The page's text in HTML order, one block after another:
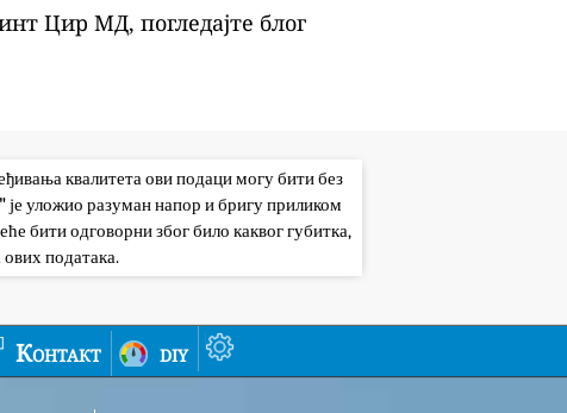
Цир МД, погледајте блог
квалитета ови подаци могу бити без
је уложио разуман напор и бригу приликом
бити одговорни због било каквог губитка,
података.
Контакт diy